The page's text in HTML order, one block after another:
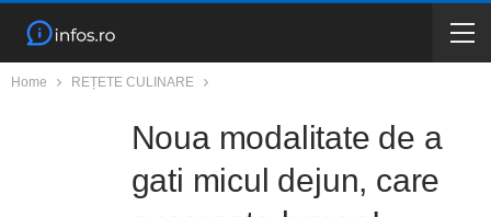
Home REȚETE CULINARE
Noua modalitate de a
gati micul dejun, care